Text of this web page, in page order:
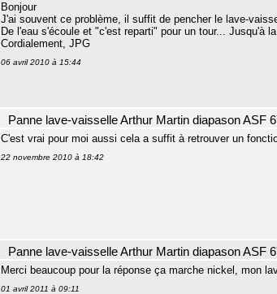
Bonjour
J'ai souvent ce problème, il suffit de pencher le lave-
De l'eau s'écoule et "c'est reparti" pour un tour... Jusqu'à
Cordialement, JPG
06 avril 2010 à 15:44
Panne lave-vaisselle Arthur Martin diapason ASF
C'est vrai pour moi aussi cela a suffit à retrouver un
22 novembre 2010 à 18:42
Panne lave-vaisselle Arthur Martin diapason ASF
Merci beaucoup pour la réponse ça marche nickel, mon
01 avril 2011 à 09:11